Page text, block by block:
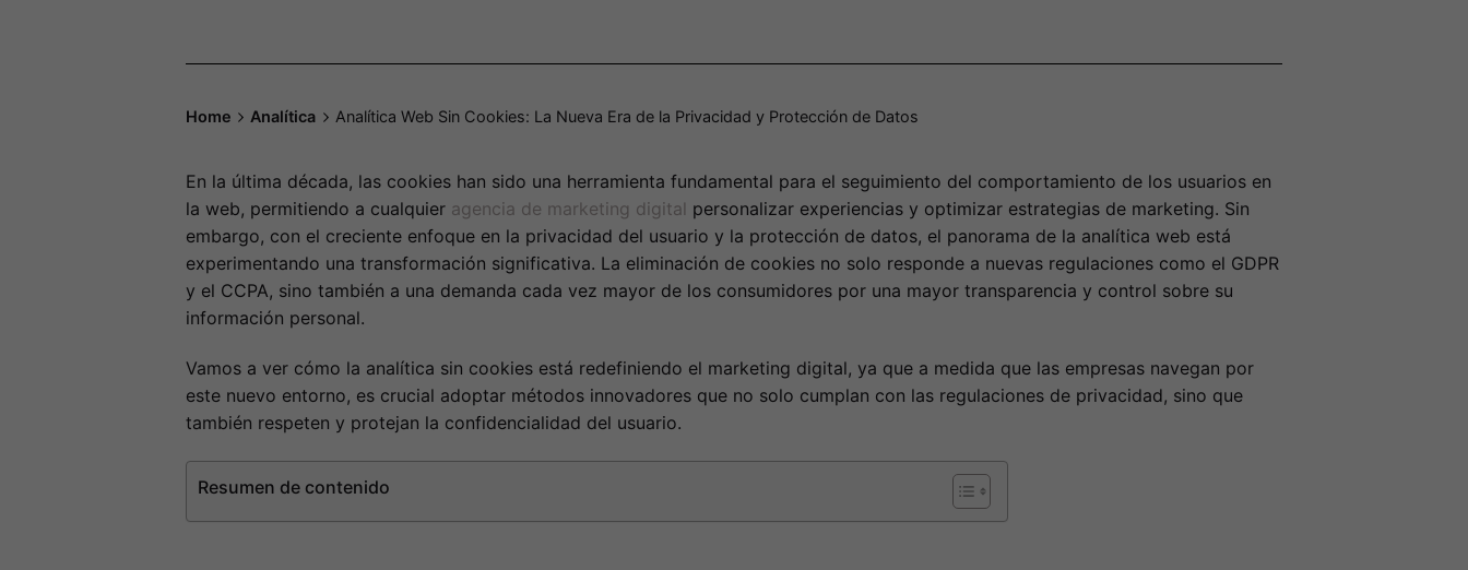
Home Analítica Analítica Web Sin Cookies: La Nueva Era de la Privacidad y Protección de Datos
En la última década, las cookies han sido una herramienta fundamental para el seguimiento del comportamiento de los usuarios en
la web, permitiendo a cualquier agencia de marketing digital personalizar experiencias y optimizar estrategias de marketing. Sin
embargo, con el creciente enfoque en la privacidad del usuario y la protección de datos, el panorama de la analítica web está
experimentando una transformación significativa. La eliminación de cookies no solo responde a nuevas regulaciones como el GDPR
y el CCPA, sino también a una demanda cada vez mayor de los consumidores por una mayor transparencia y control sobre su
información personal.
Vamos a ver cómo la analítica sin cookies está redefiniendo el marketing digital, ya que a medida que las empresas navegan por
este nuevo entorno, es crucial adoptar métodos innovadores que no solo cumplan con las regulaciones de privacidad, sino que
también respeten y protejan la confidencialidad del usuario.
Resumen de contenido